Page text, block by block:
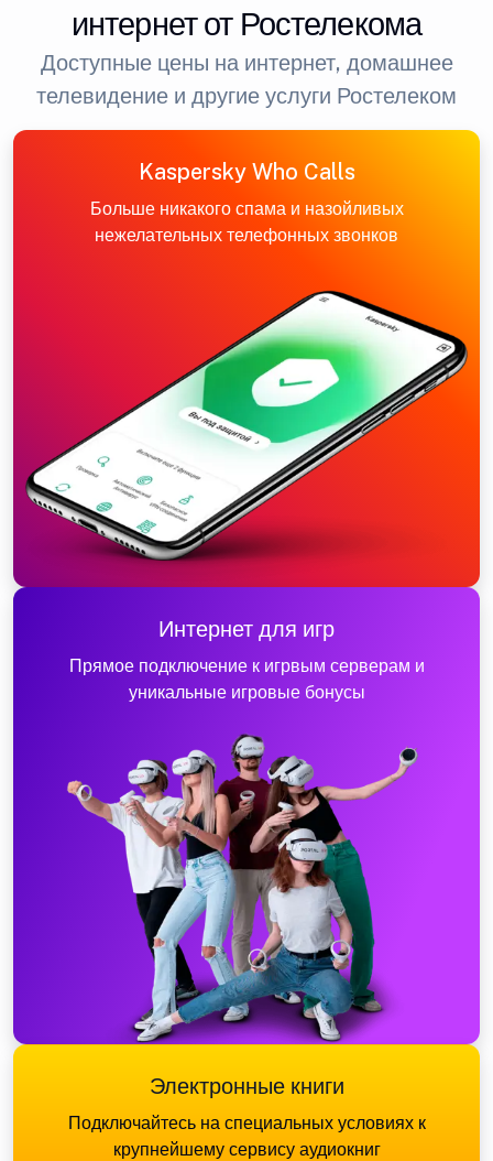
интернет от Ростелекома
Доступные цены на интернет, домашнее
телевидение и другие услуги Ростелеком
Kaspersky Who Calls
Больше никакого спама и назойливых
нежелательных телефонных звонков
Интернет для игр
Прямое подключение к игрвым серверам и
уникальные игровые бонусы
Электронные книги
Подключайтесь на специальных условиях к
крупнейшему сервису аудиокниг